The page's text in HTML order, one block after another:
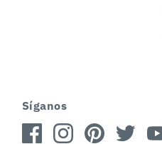
Síganos